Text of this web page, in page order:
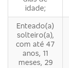
idade;
Enteado(a)
solteiro(a),
com até 47
anos, 11
meses, 29